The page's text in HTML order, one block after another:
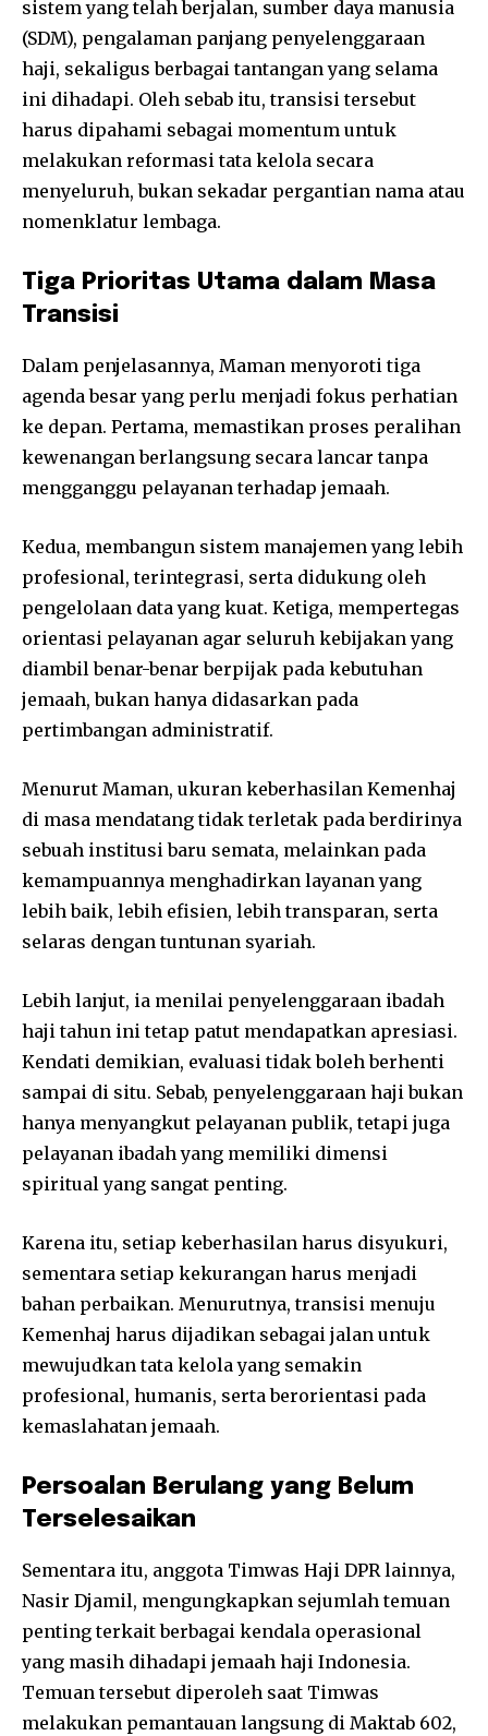
sistem yang telah berjalan, sumber daya manusia
(SDM), pengalaman panjang penyelenggaraan
haji, sekaligus berbagai tantangan yang selama
ini dihadapi. Oleh sebab itu, transisi tersebut
harus dipahami sebagai momentum untuk
melakukan reformasi tata kelola secara
menyeluruh, bukan sekadar pergantian nama atau
nomenklatur lembaga.
Tiga Prioritas Utama dalam Masa
Transisi
Dalam penjelasannya, Maman menyoroti tiga
agenda besar yang perlu menjadi fokus perhatian
ke depan. Pertama, memastikan proses peralihan
kewenangan berlangsung secara lancar tanpa
mengganggu pelayanan terhadap jemaah.
Kedua, membangun sistem manajemen yang lebih
profesional, terintegrasi, serta didukung oleh
pengelolaan data yang kuat. Ketiga, mempertegas
orientasi pelayanan agar seluruh kebijakan yang
diambil benar-benar berpijak pada kebutuhan
jemaah, bukan hanya didasarkan pada
pertimbangan administratif.
Menurut Maman, ukuran keberhasilan Kemenhaj
di masa mendatang tidak terletak pada berdirinya
sebuah institusi baru semata, melainkan pada
kemampuannya menghadirkan layanan yang
lebih baik, lebih efisien, lebih transparan, serta
selaras dengan tuntunan syariah.
Lebih lanjut, ia menilai penyelenggaraan ibadah
haji tahun ini tetap patut mendapatkan apresiasi.
Kendati demikian, evaluasi tidak boleh berhenti
sampai di situ. Sebab, penyelenggaraan haji bukan
hanya menyangkut pelayanan publik, tetapi juga
pelayanan ibadah yang memiliki dimensi
spiritual yang sangat penting.
Karena itu, setiap keberhasilan harus disyukuri,
sementara setiap kekurangan harus menjadi
bahan perbaikan. Menurutnya, transisi menuju
Kemenhaj harus dijadikan sebagai jalan untuk
mewujudkan tata kelola yang semakin
profesional, humanis, serta berorientasi pada
kemaslahatan jemaah.
Persoalan Berulang yang Belum
Terselesaikan
Sementara itu, anggota Timwas Haji DPR lainnya,
Nasir Djamil, mengungkapkan sejumlah temuan
penting terkait berbagai kendala operasional
yang masih dihadapi jemaah haji Indonesia.
Temuan tersebut diperoleh saat Timwas
melakukan pemantauan langsung di Maktab 602,